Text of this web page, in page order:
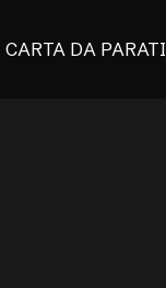
CARTA DA PARATI